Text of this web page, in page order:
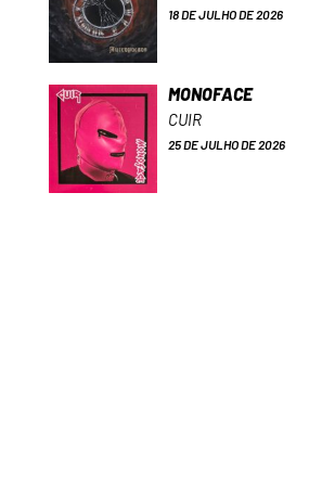
18 DE JULHO DE 2026
MONOFACE
CUIR
25 DE JULHO DE 2026